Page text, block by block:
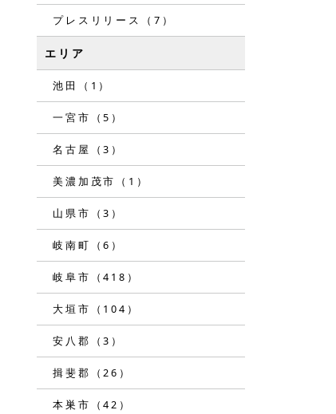
プレスリリース（7）
エリア
池田（1）
一宮市（5）
名古屋（3）
美濃加茂市（1）
山県市（3）
岐南町（6）
岐阜市（418）
大垣市（104）
安八郡（3）
揖斐郡（26）
本巣市（42）